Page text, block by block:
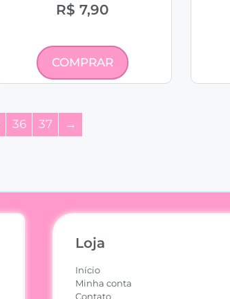
R$ 7,90
COMPRAR
36 37 →
Loja
Início
Minha conta
Contato